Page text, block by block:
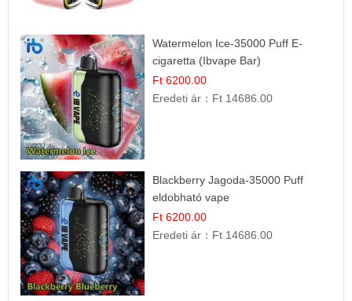
Watermelon Ice-35000 Puff E-
cigaretta (Ibvape Bar)
Ft 6200.00
Eredeti ár： Ft 14686.00
Blackberry Jagoda-35000 Puff
eldobható vape
Ft 6200.00
Eredeti ár： Ft 14686.00